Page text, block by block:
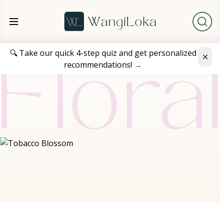
🔍 Take our quick 4-step quiz and get personalized
recommendations! →